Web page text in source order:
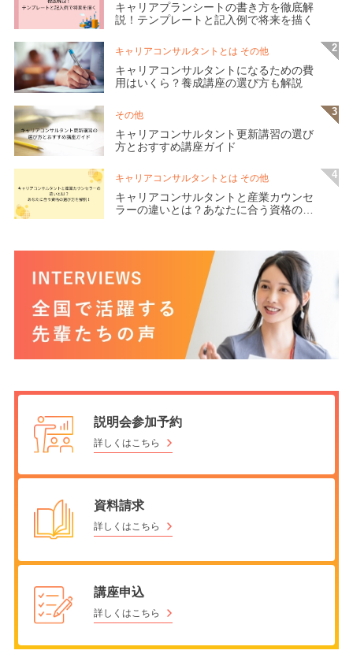
キャリアプランシートの書き方を徹底解
説！テンプレートと記入例で将来を描く
キャリアコンサルタントとは その他
キャリアコンサルタントになるための費
用はいくら？養成講座の選び方も解説
その他
キャリアコンサルタント更新講習の選び
方とおすすめ講座ガイド
キャリアコンサルタントとは その他
キャリアコンサルタントと産業カウンセ
ラーの違いとは？あなたに合う資格の選
説明会参加予約
詳しくはこちら
資料請求
詳しくはこちら
講座申込
詳しくはこちら